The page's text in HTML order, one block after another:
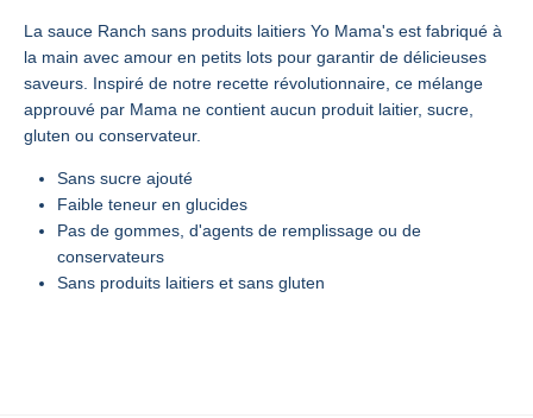
La sauce Ranch sans produits laitiers Yo Mama's est fabriqué à
la main avec amour en petits lots pour garantir de délicieuses
saveurs. Inspiré de notre recette révolutionnaire, ce mélange
approuvé par Mama ne contient aucun produit laitier, sucre,
gluten ou conservateur.
Sans sucre ajouté
Faible teneur en glucides
Pas de gommes, d'agents de remplissage ou de
conservateurs
Sans produits laitiers et sans gluten